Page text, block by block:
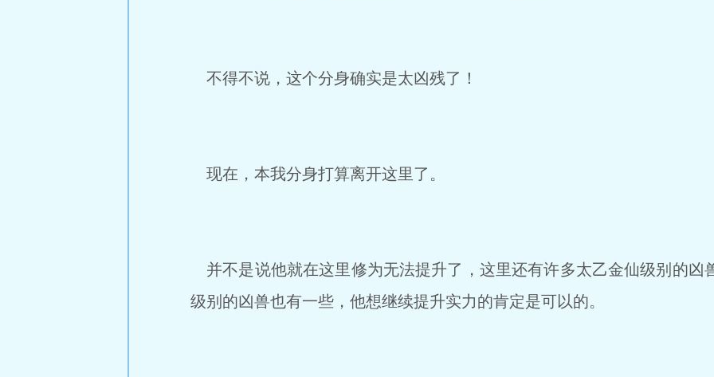
不得不说，这个分身确实是太凶残了！
现在，本我分身打算离开这里了。
并不是说他就在这里修为无法提升了，这里还有许多太乙金仙级别的凶
级别的凶兽也有一些，他想继续提升实力的肯定是可以的。